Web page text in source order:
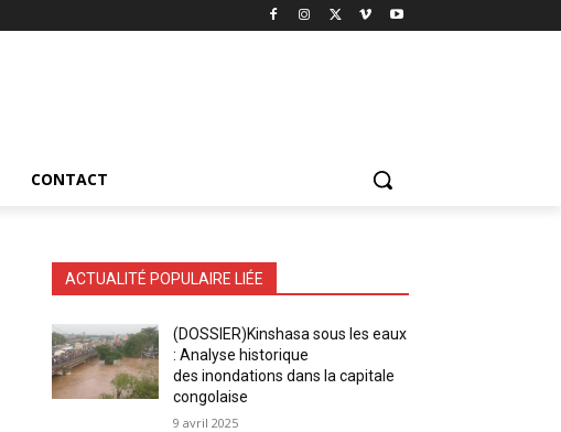
CONTACT
ACTUALITÉ POPULAIRE LIÉE
(DOSSIER)Kinshasa sous les eaux
: Analyse historique
des inondations dans la capitale
congolaise
9 avril 2025